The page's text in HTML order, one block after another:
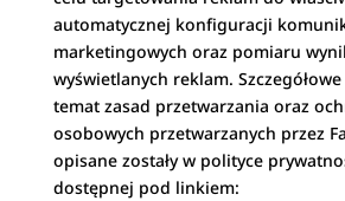
automatycznej konfiguracji
marketingowych oraz pomiaru
wyświetlanych reklam.
temat zasad przetwarzania oraz
osobowych przetwarzanych przez
opisane zostały w polityce
dostępnej pod linkiem: